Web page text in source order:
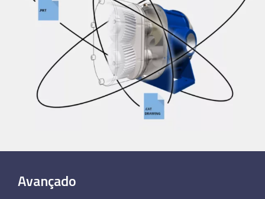
Avançado